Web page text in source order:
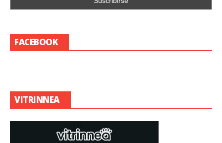
FACEBOOK
VITRINNEA